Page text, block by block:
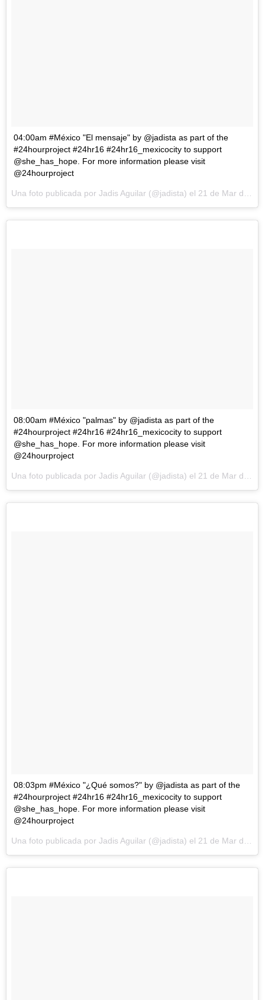
04:00am #México "El mensaje" by @jadista as part of the
#24hourproject #24hr16 #24hr16_mexicocity to support
@she_has_hope. For more information please visit
@24hourproject
Una foto publicada por Jadis Aguilar (@jadista) el 21 de Mar de 2016 a la(s) 4:21 PDT
08:00am #México "palmas" by @jadista as part of the
#24hourproject #24hr16 #24hr16_mexicocity to support
@she_has_hope. For more information please visit
@24hourproject
Una foto publicada por Jadis Aguilar (@jadista) el 21 de Mar de 2016 a la(s) 4:48 PDT
08:03pm #México "¿Qué somos?" by @jadista as part of the
#24hourproject #24hr16 #24hr16_mexicocity to support
@she_has_hope. For more information please visit
@24hourproject
Una foto publicada por Jadis Aguilar (@jadista) el 21 de Mar de 2016 a la(s) 5:30 PDT